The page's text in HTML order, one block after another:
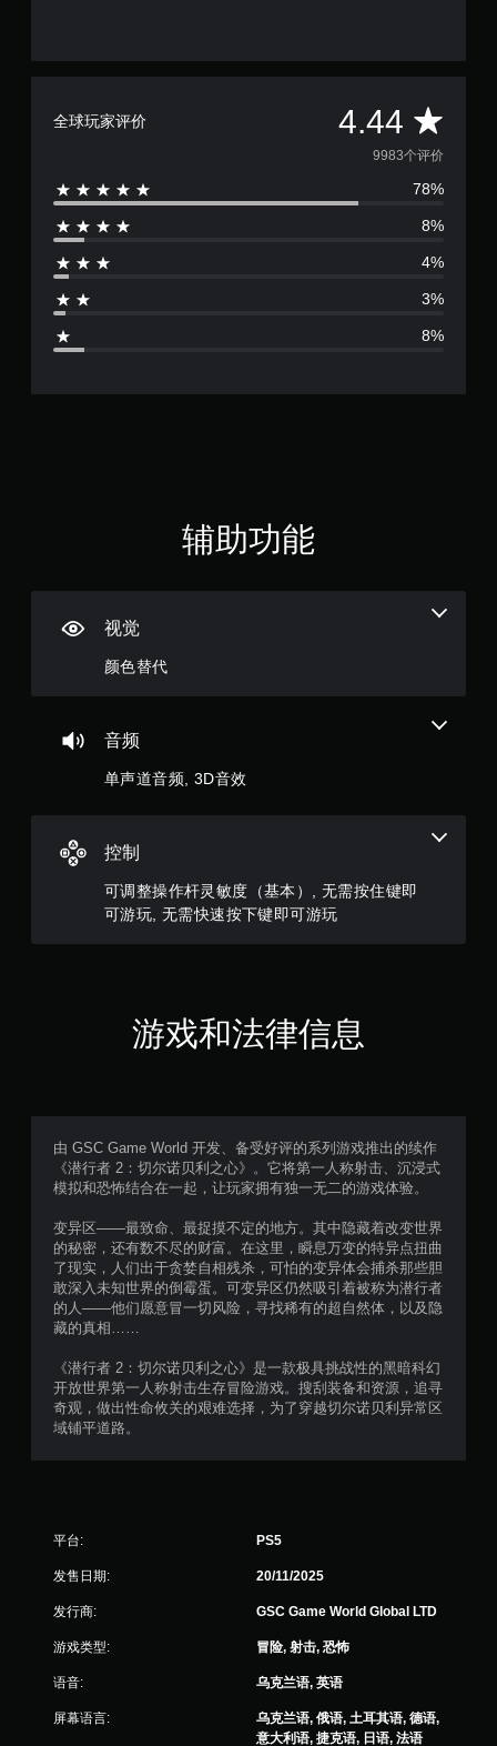
全球玩家评价 4.44 平
均
评
价
4
分
颗
星
9
8
3
9983个评价
78%
8%
4%
3%
8%
辅助功能
视觉
颜色替代
音频
单声道音频, 3D音效
控制
可调整操作杆灵敏度（基本）, 无需按住键即
可游玩, 无需快速按下键即可游玩
游戏和法律信息
由 GSC Game World 开发、备受好评的系列游戏推出的续作
《潜行者 2：切尔诺贝利之心》。它将第一人称射击、沉浸式
模拟和恐怖结合在一起，让玩家拥有独一无二的游戏体验。
变异区——最致命、最捉摸不定的地方。其中隐藏着改变世界
的秘密，还有数不尽的财富。在这里，瞬息万变的特异点扭曲
了现实，人们出于贪婪自相残杀，可怕的变异体会捕杀那些胆
敢深入未知世界的倒霉蛋。可变异区仍然吸引着被称为潜行者
的人——他们愿意冒一切风险，寻找稀有的超自然体，以及隐
藏的真相……
《潜行者 2：切尔诺贝利之心》是一款极具挑战性的黑暗科幻
开放世界第一人称射击生存冒险游戏。搜刮装备和资源，追寻
奇观，做出性命攸关的艰难选择，为了穿越切尔诺贝利异常区
域铺平道路。
平台: PS5
发售日期: 20/11/2025
发行商: GSC Game World Global LTD
游戏类型: 冒险, 射击, 恐怖
语音: 乌克兰语, 英语
屏幕语言:
乌克兰语, 俄语, 土耳其语, 德语,
意大利语, 捷克语, 日语, 法语